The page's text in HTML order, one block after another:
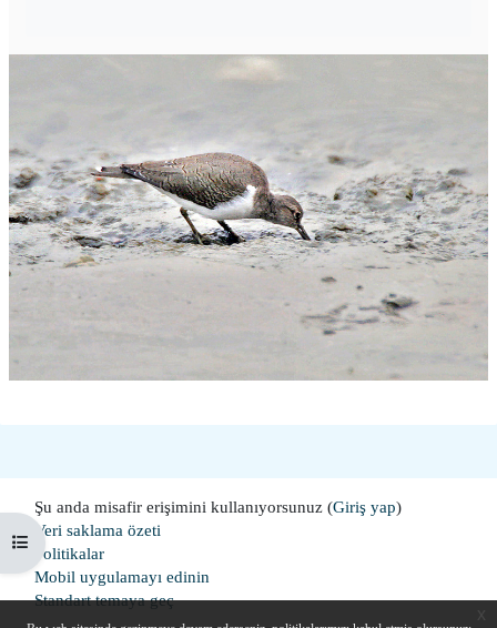
Kurs dizinini aç
Şu anda misafir erişimini kullanıyorsunuz (Giriş yap)
Veri saklama özeti
Politikalar
Mobil uygulamayı edinin
Standart temaya geç